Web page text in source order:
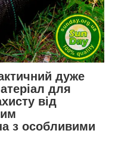
дуже
для
від
з особливими